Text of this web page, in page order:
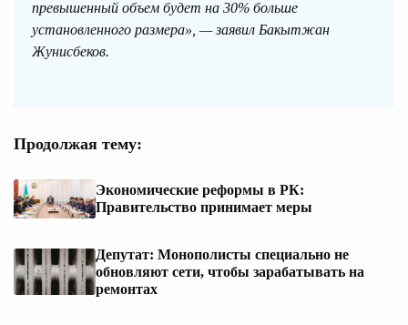
превышенный объем будет на 30% больше
установленного размера», — заявил Бакытжан
Жунисбеков.
Продолжая тему:
Экономические реформы в РК:
Правительство принимает меры
Депутат: Монополисты специально не
обновляют сети, чтобы зарабатывать на
ремонтах